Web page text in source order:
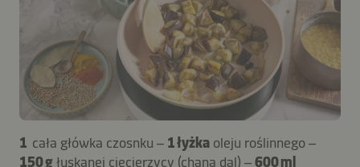
1 cała główka czosnku – 1 łyżka oleju roślinnego –
150 głuskanej ciecierzycy (chana dal) –600 ml